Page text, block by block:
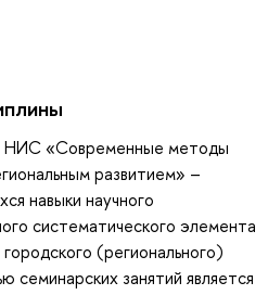
НИС «Современные методы
развитием» –
навыки научного
систематического элемента
(регионального)
семинарских занятий является